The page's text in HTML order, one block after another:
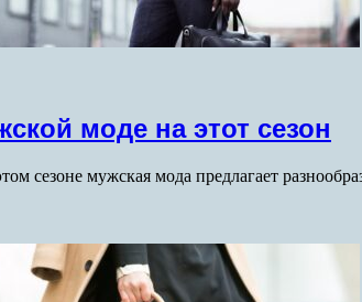
моде на этот сезон
сезоне мужская мода предлагает